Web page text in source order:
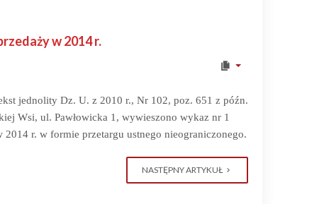
w 2014 r.
jednolity Dz. U. z 2010 r., Nr 102, poz. 651 z późn.
Wsi, ul. Pawłowicka 1, wywieszono wykaz nr 1
r. w formie przetargu ustnego nieograniczonego.
NASTĘPNY ARTYKUŁ